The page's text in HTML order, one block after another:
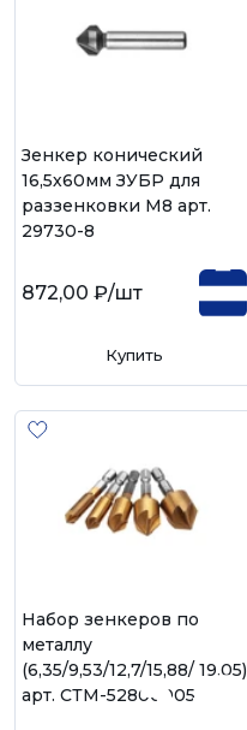
Зенкер конический
16,5х60мм ЗУБР для
раззенковки М8 арт.
29730-8
872,00 ₽/шт
Купить
Набор зенкеров по
металлу
(6,35/9,53/12,7/15,88/ 19,05)
арт. СТМ-52800005